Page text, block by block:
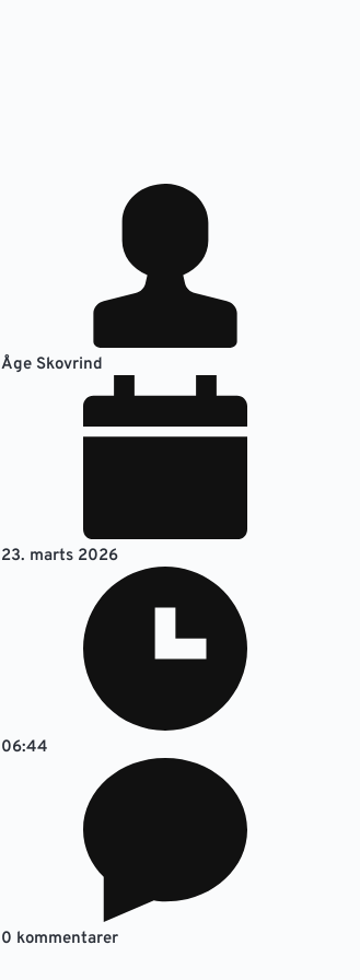
Åge Skovrind
23. marts 2026
06:44
0 kommentarer